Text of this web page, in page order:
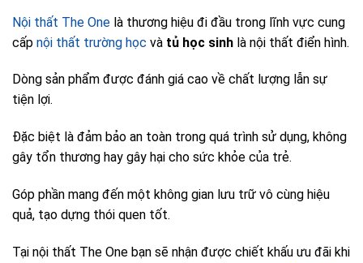
Nội thất The One là thương hiệu đi đầu trong lĩnh vực cung
cấp nội thất trường học và tủ học sinh là nội thất điển hình.
Dòng sản phẩm được đánh giá cao về chất lượng lẫn sự
tiện lợi.
Đặc biệt là đảm bảo an toàn trong quá trình sử dụng, không
gây tổn thương hay gây hại cho sức khỏe của trẻ.
Góp phần mang đến một không gian lưu trữ vô cùng hiệu
quả, tạo dựng thói quen tốt.
Tại nội thất The One bạn sẽ nhận được chiết khấu ưu đãi khi